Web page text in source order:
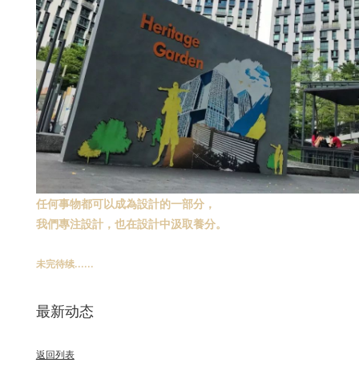
任何事物都可以成為設計的一部分，
我們專注設計，也在設計中汲取養分。
未完待续......
最新动态
返回列表